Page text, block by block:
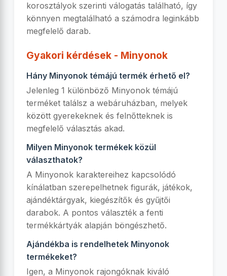
korosztályok szerinti válogatás található, így
könnyen megtalálható a számodra leginkább
megfelelő darab.
Gyakori kérdések - Minyonok
Hány Minyonok témájú termék érhető el?
Jelenleg 1 különböző Minyonok témájú
terméket találsz a webáruházban, melyek
között gyerekeknek és felnőtteknek is
megfelelő választás akad.
Milyen Minyonok termékek közül
választhatok?
A Minyonok karaktereihez kapcsolódó
kínálatban szerepelhetnek figurák, játékok,
ajándéktárgyak, kiegészítők és gyűjtői
darabok. A pontos választék a fenti
termékkártyák alapján böngészhető.
Ajándékba is rendelhetek Minyonok
termékeket?
Igen, a Minyonok rajongóknak kiváló